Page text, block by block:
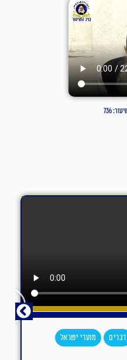
736
דברים מועדי ישראל